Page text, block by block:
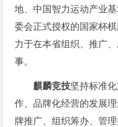
地、中国智力运动产业
委会正式授权的国家杯
力于在本省组织、推广
事。
麒麟竞技坚持标准
作、品牌化经营的发展
牌推广、组织筹办、管